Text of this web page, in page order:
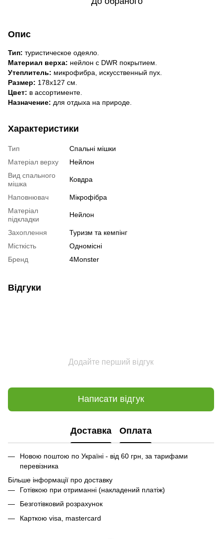
Опис
Тип: туристическое одеяло.
Материал верха: нейлон с DWR покрытием.
Утеплитель: микрофибра, искусственный пух.
Размер: 178x127 см.
Цвет: в ассортименте.
Назначение: для отдыха на природе.
Характеристики
Тип
Спальні мішки
Матеріал верху
Нейлон
Вид спального
мішка
Ковдра
Наповнювач
Мікрофібра
Матеріал
підкладки
Нейлон
Захоплення
Туризм та кемпінг
Місткість
Одномісні
Бренд
4Monster
Відгуки
Додайте перший відгук
Написати відгук
Доставка Оплата
Новою поштою по Україні - від 60 грн, за тарифами
перевізника
Більше інформації про доставку
Готівкою при отриманні (накладений платіж)
Безготівковий розрахунок
Карткою visa, mastercard